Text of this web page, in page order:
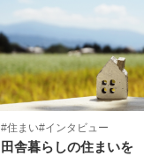
#住まい#インタビュー
田舎暮らしの住まいを